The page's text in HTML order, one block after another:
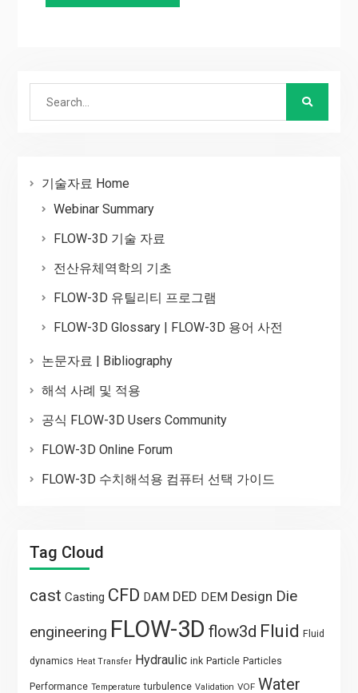
기술자료 Home
Webinar Summary
FLOW-3D 기술 자료
전산유체역학의 기초
FLOW-3D 유틸리티 프로그램
FLOW-3D Glossary | FLOW-3D 용어 사전
논문자료 | Bibliography
해석 사례 및 적용
공식 FLOW-3D Users Community
FLOW-3D Online Forum
FLOW-3D 수치해석용 컴퓨터 선택 가이드
Tag Cloud
cast Casting CFD DAM DED DEM Design Die
engineering FLOW-3D flow3d Fluid Fluid
dynamics Heat Transfer Hydraulic ink Particle Particles
Performance Temperature turbulence Validation VOF Water